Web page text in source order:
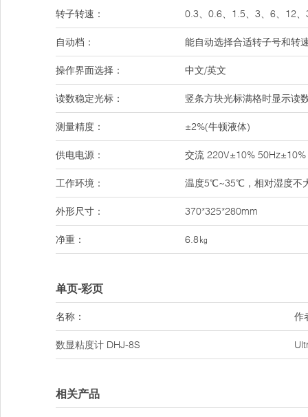
转子转速： 0.3、0.6、1.5、3、6、12
自动档： 能自动选择合适转子号和转
操作界面选择： 中文/英文
读数稳定光标： 竖条方块光标满格时显示读
测量精度： ±2%(牛顿液体)
供电电源： 交流 220V±10% 50Hz±10%
工作环境： 温度5℃~35℃，相对湿度不
外形尺寸： 370*325*280mm
净重： 6.8㎏
单页-彩页
名称： 作
数显粘度计 DHJ-8S
相关产品